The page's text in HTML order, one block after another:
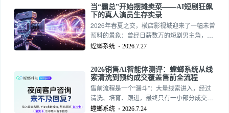
当“霸总”开始摆摊卖菜——AI短剧狂飙
下的真人演员生存实录
2026年春夏之交，横店影视城迎来了一幅未曾
预料的景象：曾经日薪数万的短剧男主角，脱
下戏服蹬上了三轮车，在集市上吆喝着卖菜。
中饰演霸道总裁，如今却因两个真人短剧项目
被AI取代而失去了片约。这并非个案——据他
透露，横店80%至90%的短剧演员都受到波
及。免费AI客服试用15727355390
螳螂系统 2026.7.27
2026销售AI智能体测评：螳螂系统从线
索清洗到预约成交覆盖售前全流程
售前流程是一个“漏斗”：大量线索进入，经过
清洗、培育、跟进，最终只有一小部分成交。
传统模式下，销售要从漏斗的最顶端开始，逐
螳螂系统 2026.7.24